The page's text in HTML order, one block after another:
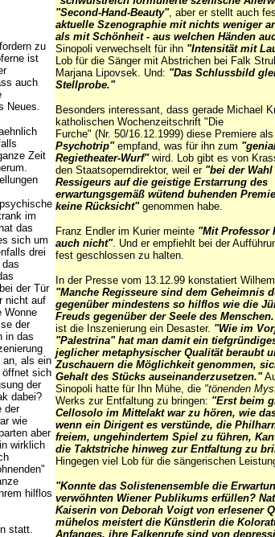
zu
ist
auch
Neues.
Zeit
im
das
sich um
drei
der Tür
nicht auf
Wonne
der
in das
an, als ein
öffnet sich
der
dabei?
der
wie
aber
wirklich
hilflos
statt.
"Second-Hand-Beauty", aber er stellt auch
aktuelle Szenographie mit nichts weniger
als mit Schönheit - aus welchen Händen
Sinopoli verwechselt für ihn "Intensität mit
Lob für die Sänger mit Abstrichen bei Falk
Marjana Lipovsek. Und: "Das Schlussbild
Stellprobe."
Besonders interessant, dass gerade Michael
katholischen Wochenzeitschrift "Die
Furche" (Nr. 50/16.12.1999) diese Premiere als
Psychotrip" empfand, was für ihn zum
Regietheater-Wurf" wird. Lob gibt es von
den Staatsoperndirektor, weil er "bei der Wahl
Ressigeurs auf die geistige Erstarrung des
erwartungsgemäß wütend buhenden
keine Rücksicht" genommen habe.
Franz Endler im Kurier meinte "Mit Professor
auch nicht". Und er empfiehlt bei der
fest geschlossen zu halten.
In der Presse vom 13.12.99 konstatiert
"Manche Regisseure sind dem Geheimnis
gegenüber mindestens so hilflos wie die
Freuds gegenüber der Seele des
ist die Inszenierung ein Desaster. "Wie im
"Palestrina" hat man damit ein
jeglicher metaphysischer Qualität beraubt
Zuschauern die Möglichkeit genommen,
Gehalt des Stücks auseinanderzusetzen."
Sinopoli hatte für Ihn Mühe, die "tönenden
Werks zur Entfaltung zu bringen: "Erst beim
Cellosolo im Mittelakt war zu hören, wie
wenn ein Dirigent es verstünde, die
freiem, ungehindertem Spiel zu führen,
die Taktstriche hinweg zur Entfaltung zu
Hingegen viel Lob für die sängerischen
"Konnte das Solistenensemble die
verwöhnten Wiener Publikums erfüllen?
Kaiserin von Deborah Voigt von erlesener
mühelos meistert die Künstlerin die
Anfanges, ihre Falkenrufe sind von